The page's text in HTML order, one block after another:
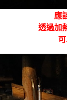
應
透過加